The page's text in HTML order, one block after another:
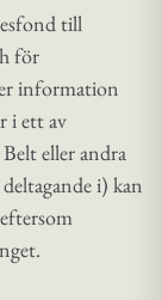
till
för
information
i ett av
eller andra
i) kan